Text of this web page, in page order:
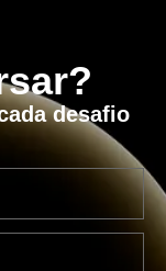
desafio